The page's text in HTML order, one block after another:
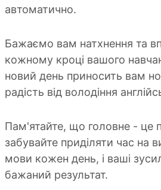
автоматично.
Бажаємо вам натхнення та
кожному кроці вашого
новий день приносить вам
радість від володіння
Пам'ятайте, що головне - це
забувайте приділяти час на
мови кожен день, і ваші
бажаний результат.